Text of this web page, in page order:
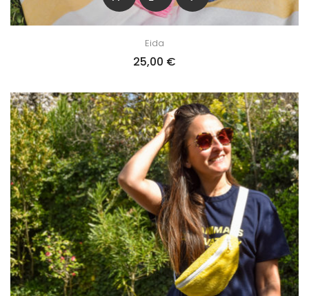
Eida
25,00 €